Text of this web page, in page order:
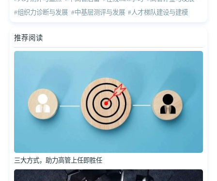
#组织力诊断与发展 #中基层测评与发展 #人才梯队建设与建模
推荐阅读
三大方式，助力高管上任即胜任